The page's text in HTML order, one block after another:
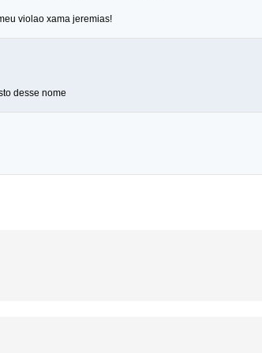
violao xama jeremias!
desse nome